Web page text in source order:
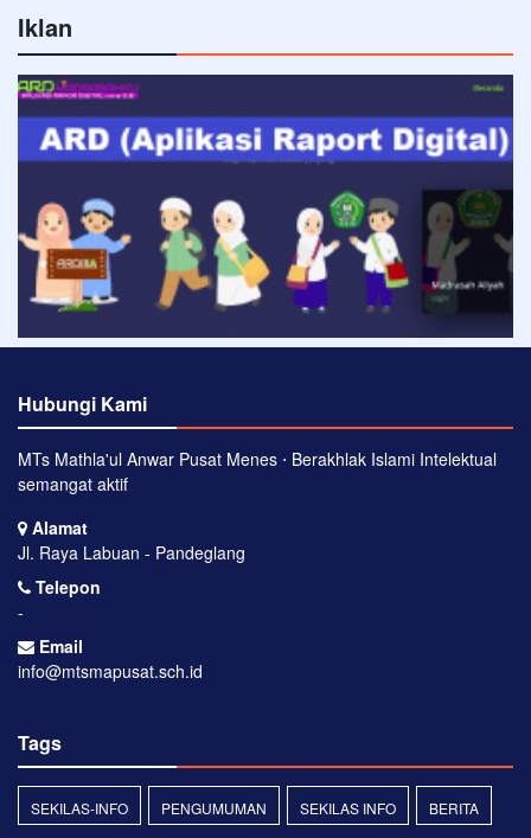
Iklan
Hubungi Kami
MTs Mathla'ul Anwar Pusat Menes ⋅ Berakhlak Islami Intelektual
semangat aktif
Alamat
Jl. Raya Labuan - Pandeglang
Telepon
-
Email
info@mtsmapusat.sch.id
Tags
SEKILAS-INFO PENGUMUMAN SEKILAS INFO BERITA